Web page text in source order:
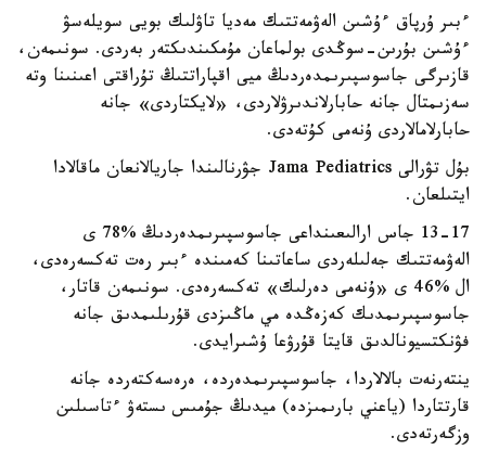
ءبىر ۇرپاق ءۇشىن الەۋمەتتىك مەديا تاۋلىك بويى سويلەسۋ
ءۇشىن بۇرىن-سوڭدى بولماعان مۇمكىندىكتەر بەردى. سونىمەن،
قازىرگى جاسوسپىرىمدەردىڭ ميى اقپاراتتىڭ تۇراقتى اعىنىنا وتە
سەزىمتال جانە حابارلاندىرۋلاردى، «لايكتاردى» جانە
حابارلامالاردى ۇنەمى كۇتەدى.
بۇل تۋرالى Jama Pediatrics جۋرنالىندا جاريالانعان ماقالادا
ايتىلعان.
13-17 جاس ارالىعىنداعى جاسوسپىرىمدەردىڭ %78 ى
الەۋمەتتىك جەلىلەردى ساعاتىنا كەمىندە ءبىر رەت تەكسەرەدى،
ال %46 ى «ۇنەمى دەرلىك» تەكسەرەدى. سونىمەن قاتار،
جاسوسپىرىمدىك كەزەڭدە مي ماڭىزدى قۇرىلىمدىق جانە
فۋنكتسيونالدىق قايتا قۇرۋعا ۇشىرايدى.
ينتەرنەت بالالاردا، جاسوسپىرىمدەردە، ەرەسەكتەردە جانە
قارتتاردا (ياعني بارىمىزدە) ميدىڭ جۇمىس ىستەۋ ءتاسىلىن
وزگەرتەدى.